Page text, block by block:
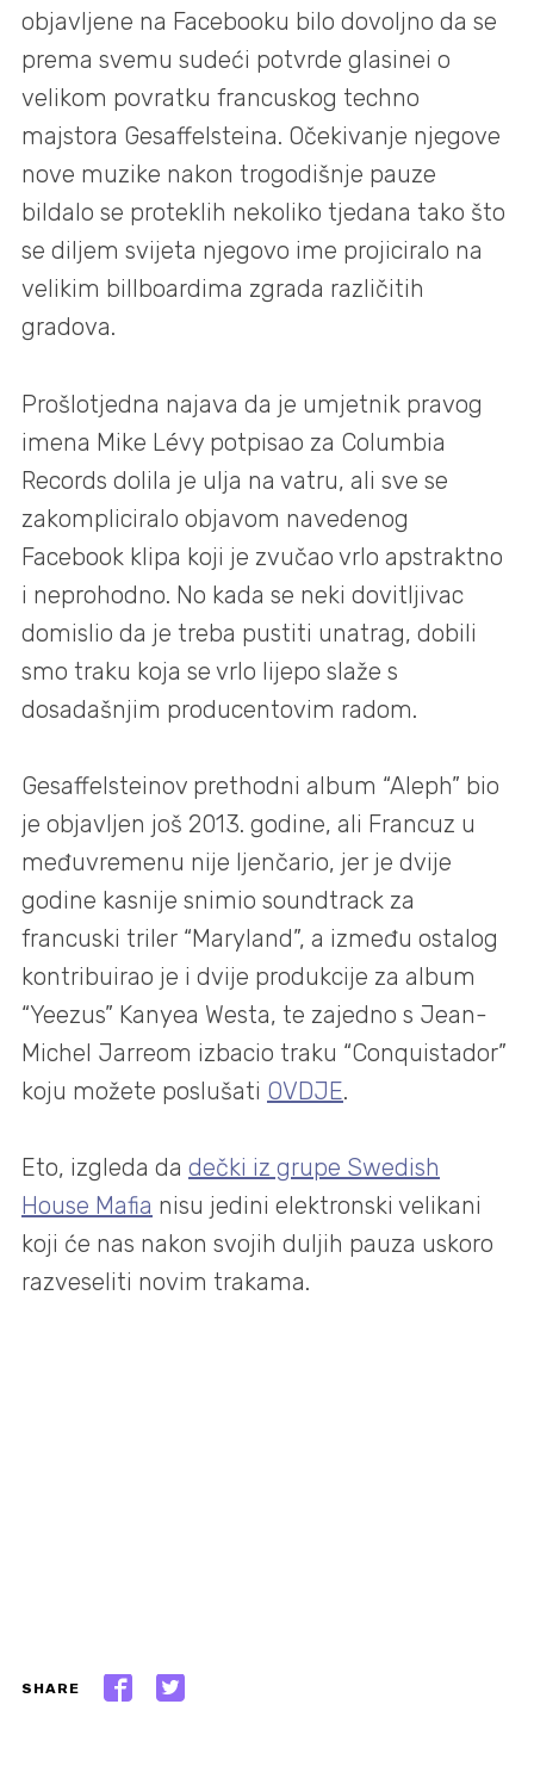
objavljene na Facebooku bilo dovoljno da se
prema svemu sudeći potvrde glasinei o
velikom povratku francuskog techno
majstora Gesaffelsteina. Očekivanje njegove
nove muzike nakon trogodišnje pauze
bildalo se proteklih nekoliko tjedana tako što
se diljem svijeta njegovo ime projiciralo na
velikim billboardima zgrada različitih
gradova.
Prošlotjedna najava da je umjetnik pravog
imena Mike Lévy potpisao za Columbia
Records dolila je ulja na vatru, ali sve se
zakompliciralo objavom navedenog
Facebook klipa koji je zvučao vrlo apstraktno
i neprohodno. No kada se neki dovitljivac
domislio da je treba pustiti unatrag, dobili
smo traku koja se vrlo lijepo slaže s
dosadašnjim producentovim radom.
Gesaffelsteinov prethodni album “Aleph” bio
je objavljen još 2013. godine, ali Francuz u
međuvremenu nije ljenčario, jer je dvije
godine kasnije snimio soundtrack za
francuski triler “Maryland”, a između ostalog
kontribuirao je i dvije produkcije za album
“Yeezus” Kanyea Westa, te zajedno s Jean-
Michel Jarreom izbacio traku “Conquistador”
koju možete poslušati OVDJE.
Eto, izgleda da dečki iz grupe Swedish
House Mafia nisu jedini elektronski velikani
koji će nas nakon svojih duljih pauza uskoro
razveseliti novim trakama.
SHARE